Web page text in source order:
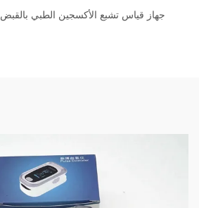
جهاز قياس تشبع الأكسجين الطبي بالقبض